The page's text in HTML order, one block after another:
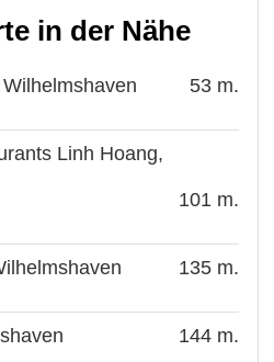
in der Nähe
53 m.
Linh Hoang,
101 m.
135 m.
144 m.